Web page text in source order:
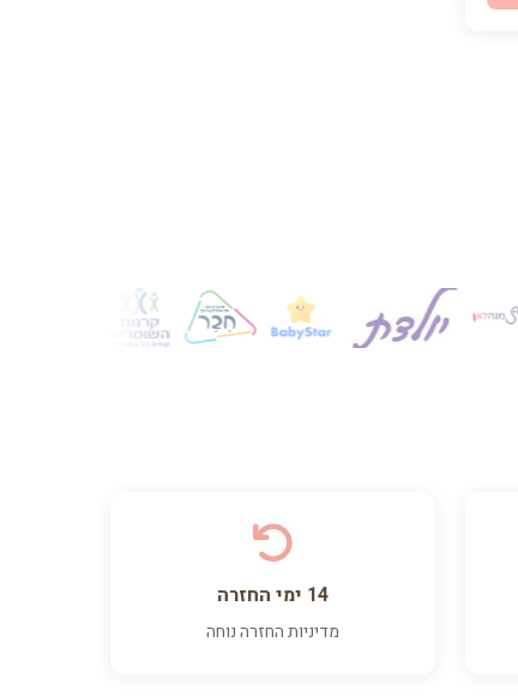
14 ימי החזרה
מדיניות החזרה נוחה